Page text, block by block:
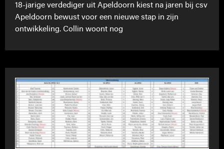
18-jarige verdediger uit Apeldoorn kiest na jaren bij csv
Apeldoorn bewust voor een nieuwe stap in zijn
ontwikkeling. Collin woont nog